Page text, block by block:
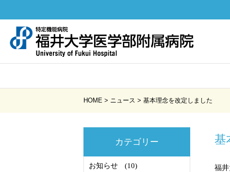
HOME > ニュース > 基本理念を改定しました
基
福
カテゴリー
お知らせ (10)